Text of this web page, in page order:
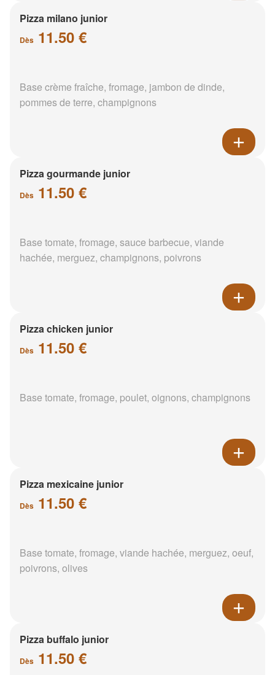
Pizza milano junior
Dès 11.50 €
Base crème fraîche, fromage, jambon de dinde,
pommes de terre, champignons
Pizza gourmande junior
Dès 11.50 €
Base tomate, fromage, sauce barbecue, viande
hachée, merguez, champignons, poivrons
Pizza chicken junior
Dès 11.50 €
Base tomate, fromage, poulet, oignons, champignons
Pizza mexicaine junior
Dès 11.50 €
Base tomate, fromage, viande hachée, merguez, oeuf,
poivrons, olives
Pizza buffalo junior
Dès 11.50 €